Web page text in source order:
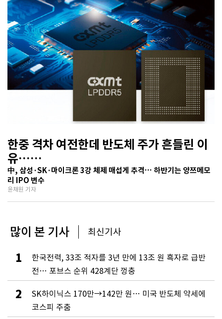
한중 격차 여전한데 반도체 주가 흔들린 이
유…
기술보다 무서운 ‘과점 균열’ 공포
中, 삼성·SK·마이크론 3강 체제 매섭게 추격… 하반기는 양쯔메모
리 IPO 변수
윤채원 기자
많이 본 기사 최신기사
1
한국전력, 33조 적자를 3년 만에 13조 원 흑자로 급반
전… 포브스 순위 428계단 껑충
2
SK하이닉스 170만→142만 원… 미국 반도체 약세에
코스피 주춤